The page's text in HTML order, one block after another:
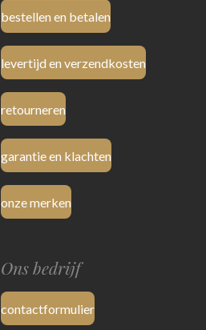
bestellen en betalen
levertijd en verzendkosten
retourneren
garantie en klachten
onze merken
Ons bedrijf
contactformulier